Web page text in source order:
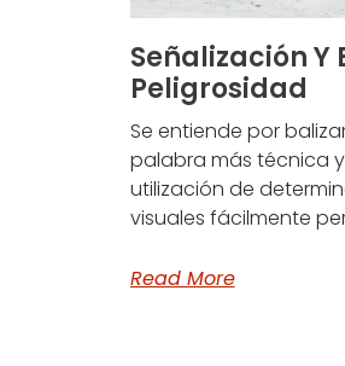
Señalización
Peligrosidad
Se entiende por
palabra más técnica
utilización de
visuales fácilmente
Read More